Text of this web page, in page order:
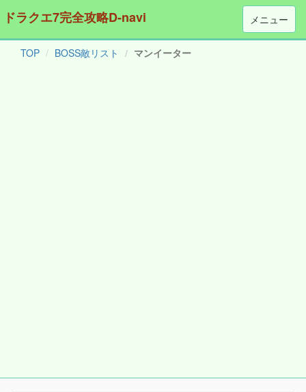
メニュー
ドラクエ7完全攻略D-navi
TOP BOSS敵リスト マンイーター